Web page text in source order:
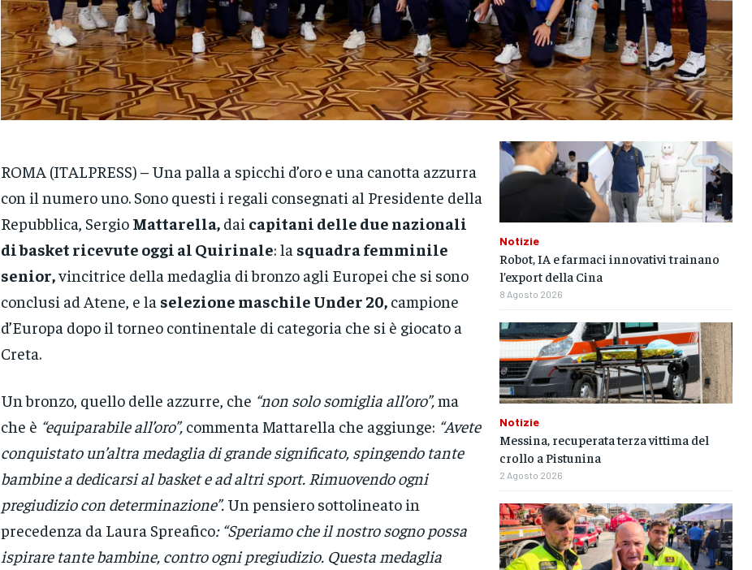
ROMA (ITALPRESS) – Una palla a spicchi d’oro e una canotta azzurra
con il numero uno. Sono questi i regali consegnati al Presidente della
Repubblica, Sergio Mattarella,dai capitani delle due nazionali
di basket ricevute oggi al Quirinale: la squadra femminile
senior,vincitrice della medaglia di bronzo agli Europei che si sono
conclusi ad Atene, e la selezione maschile Under 20,campione
d’Europa dopo il torneo continentale di categoria che si è giocato a
Creta.
Un bronzo, quello delle azzurre, che “non solo somiglia all’oro”,ma
che è “equiparabile all’oro”,commenta Mattarella che aggiunge: “Avete
conquistato un’altra medaglia di grande significato, spingendo tante
bambine a dedicarsi al basket e ad altri sport. Rimuovendo ogni
pregiudizio con determinazione”.Un pensiero sottolineato in
precedenza da Laura Spreafico: “Speriamo che il nostro sogno possa
ispirare tante bambine, contro ogni pregiudizio. Questa medaglia
Notizie
Robot, IA e farmaci innovativi trainano
l’export della Cina
8 Agosto 2026
Notizie
Messina, recuperata terza vittima del
crollo a Pistunina
2 Agosto 2026